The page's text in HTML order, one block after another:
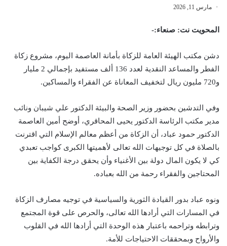
مارس 11, 2026
المحويت نت: صنعاء:-
دشن مكتب الهيئة العامة للزكاة بأمانة العاصمة اليوم، مشروع زكاة
الفطر والمساعد النقدية لعدد 136 ألف مستفيد بإجمالي 2 مليار
و720 مليون ريال لتخفيف المعاناة عن الفقراء والمساكين.
وفي التدشين بحضور وزير الصحة والبيئة الدكتور علي شيبان ونائب
مدير مكتب الرئاسة الدكتور يحيى المحاقري، أوضح أمين العاصمة
الدكتور حمود عباد، أن الزكاة من أعظم معالم الإسلام التي اقترنت
بالصلاة في كل توجيهات الله تعالى لأهميتها الكبرى كواجب تعبدي
كي لا يكون المال دولة بين الأغنياء وأن يحقق درجة الكفاية بين
المحتاجين والفقراء رحمة من الله بعباده.
ونوه عباد بدور القيادة الثورية والسياسية في توجيه مصارف الزكاة
في المسارات التي أرادها الله تعالى، والحرص على قوة المجتمع
وترابطه وتراحمه باعتبار هذه الوحدة التي أرادها الله في القلوب
والأرواح وبمحققات الاحتياجات للأمة.